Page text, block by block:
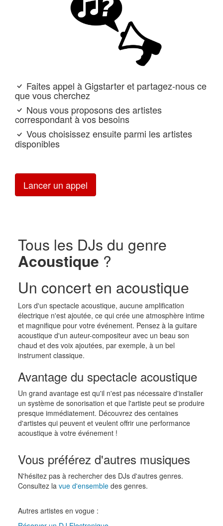
Faites appel à Gigstarter et partagez-nous ce
que vous cherchez
Nous vous proposons des artistes
correspondant à vos besoins
Vous choisissez ensuite parmi les artistes
disponibles
Lancer un appel
Tous les DJs du genre
Acoustique ?
Un concert en acoustique
Lors d'un spectacle acoustique, aucune amplification
électrique n'est ajoutée, ce qui crée une atmosphère intime
et magnifique pour votre événement. Pensez à la guitare
acoustique d'un auteur-compositeur avec un beau son
chaud et des voix ajoutées, par exemple, à un bel
instrument classique.
Avantage du spectacle acoustique
Un grand avantage est qu'il n'est pas nécessaire d'installer
un système de sonorisation et que l'artiste peut se produire
presque immédiatement. Découvrez des centaines
d'artistes qui peuvent et veulent offrir une performance
acoustique à votre événement !
Vous préférez d'autres musiques
N'hésitez pas à rechercher des DJs d'autres genres.
Consultez la vue d'ensembledes genres.
Autres artistes en vogue :